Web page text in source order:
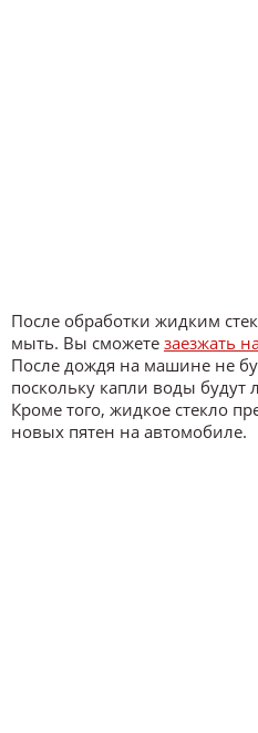
После обработки жидким
мыть. Вы сможете заезжать
После дождя на машине не
поскольку капли воды будут
Кроме того, жидкое стекло
новых пятен на автомобиле.